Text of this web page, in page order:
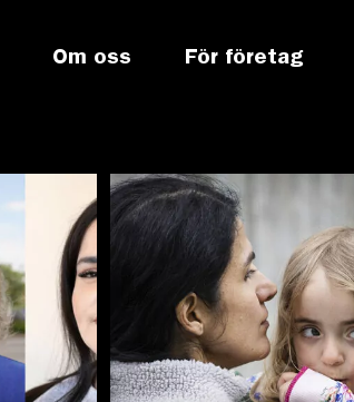
Om oss För företag